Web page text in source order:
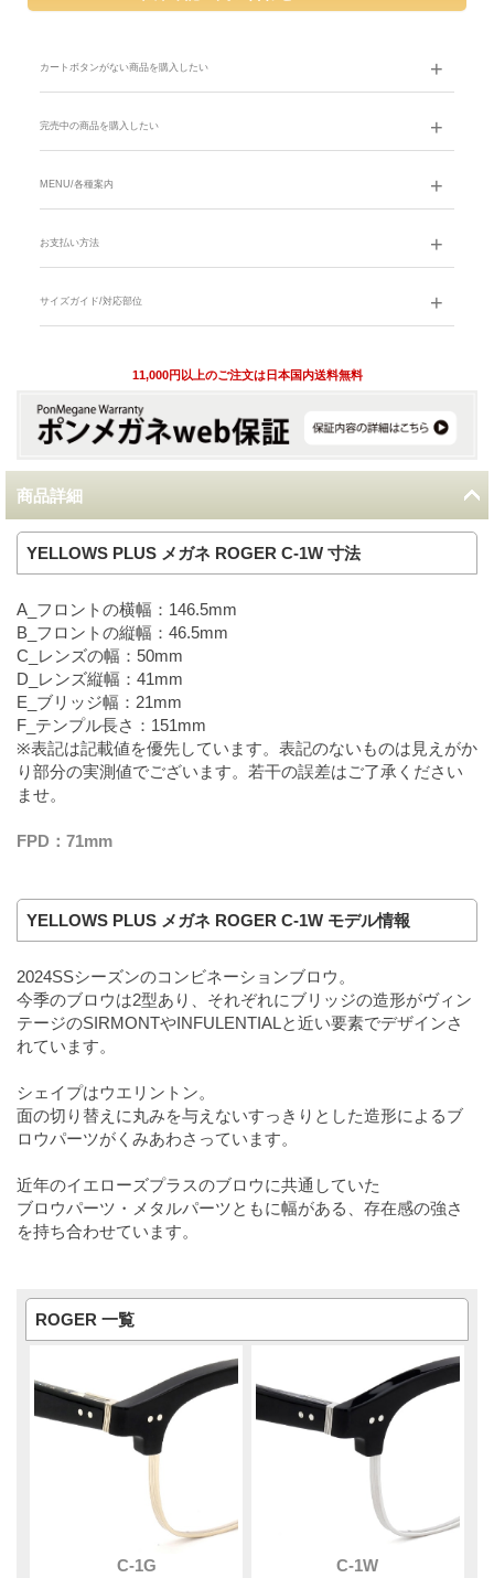
カートボタンがない商品を購入したい
完売中の商品を購入したい
MENU/各種案内
お支払い方法
サイズガイド/対応部位
11,000円以上のご注文は日本国内送料無料
商品詳細
YELLOWS PLUS メガネ ROGER C-1W 寸法
A_フロントの横幅：146.5mm
B_フロントの縦幅：46.5mm
C_レンズの幅：50mm
D_レンズ縦幅：41mm
E_ブリッジ幅：21mm
F_テンプル長さ：151mm
※表記は記載値を優先しています。表記のないものは見えがか
り部分の実測値でございます。若干の誤差はご了承ください
ませ。
FPD：71mm
YELLOWS PLUS メガネ ROGER C-1W モデル情報
2024SSシーズンのコンビネーションブロウ。
今季のブロウは2型あり、それぞれにブリッジの造形がヴィン
テージのSIRMONTやINFULENTIALと近い要素でデザインさ
れています。
シェイプはウエリントン。
面の切り替えに丸みを与えないすっきりとした造形によるブ
ロウパーツがくみあわさっています。
近年のイエローズプラスのブロウに共通していた
ブロウパーツ・メタルパーツともに幅がある、存在感の強さ
を持ち合わせています。
ROGER 一覧
C-1G C-1W